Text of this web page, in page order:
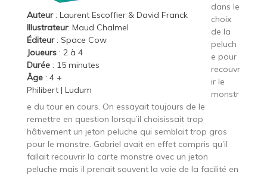
Auteur: Laurent Escoffier & David Franck
Illustrateur: Maud Chalmel
Éditeur: Space Cow
Joueurs : 2 à 4
Durée : 15 minutes
Âge : 4 +
Philibert| Ludum
dans le
choix
de la
peluch
e pour
recouvr
ir le
monstr
e du tour en cours. On essayait toujours de le
remettre en question lorsqu’il choisissait trop
hâtivement un jeton peluche qui semblait trop gros
pour le monstre. Gabriel avait en effet compris qu’il
fallait recouvrir la carte monstre avec un jeton
peluche mais il prenait souvent la voie de la facilité en